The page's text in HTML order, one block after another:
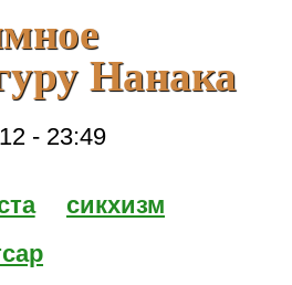
Нанака
- 23:49
сикхизм